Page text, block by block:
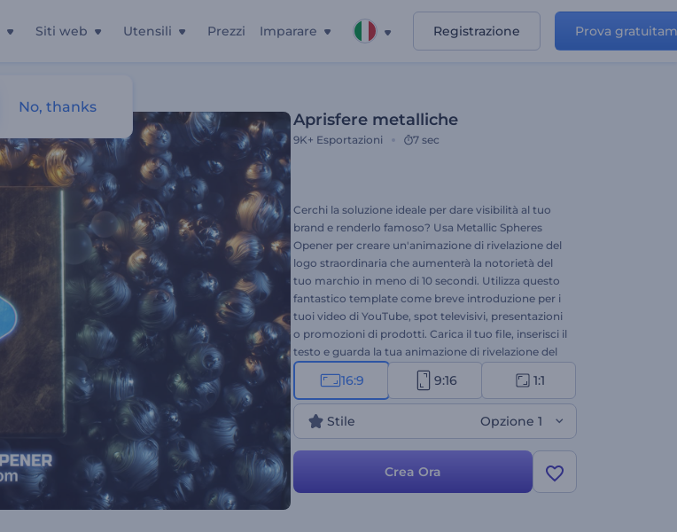
Siti web Utensili Prezzi Imparare Registrazione Prova
Aprisfere metalliche
9K+ Esportazioni 7 sec
Cerchi la soluzione ideale per dare visibilità al tuo
brand e renderlo famoso? Usa Metallic Spheres
Opener per creare un'animazione di rivelazione del
logo straordinaria che aumenterà la notorietà del
tuo marchio in meno di 10 secondi. Utilizza questo
fantastico template come breve introduzione per i
tuoi video di YouTube, spot televisivi, presentazioni
o promozioni di prodotti. Carica il tuo file, inserisci il
testo e guarda la tua animazione di rivelazione del
logo professionale in pochi clic. È tutto ciò che ti
serve per stupire tutti con un approccio di
marketing super creativo. Provalo subito!
16:9 9:16 1:1
Stile Opzione 1
Crea Ora
No, thanks